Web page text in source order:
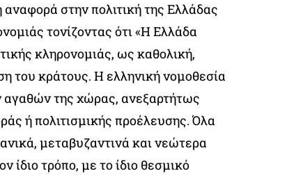
στην πολιτική της Ελλάδας
τονίζοντας ότι «Η Ελλάδα
κληρονομιάς, ως καθολική,
του κράτους. Η ελληνική νομοθεσία
αγαθών της χώρας, ανεξαρτήτως
ή πολιτισμικής προέλευσης. Όλα
μεταβυζαντινά και νεώτερα
ίδιο τρόπο, με το ίδιο θεσμικό